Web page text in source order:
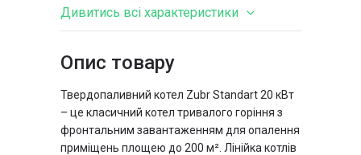
Дивитись всі характеристики
Тип котла
Особливості
утеплений,
енергонезалежний, з
боковим завантаженням
Твердопаливний котел Zubr Standart 20 кВт
– це класичний котел тривалого горіння з
фронтальним завантаженням для опалення
приміщень площею до 200 м². Лінійка котлів
Опис товару